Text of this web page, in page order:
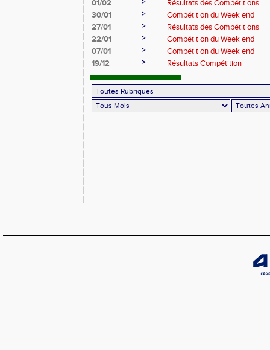
01/02
Résultats des Compétitions
30/01
>
Compétition du Week end
27/01
>
Résultats des Compétitions
22/01
>
Compétition du Week end
07/01
>
Compétition du Week end
19/12
> Résultats Compétition